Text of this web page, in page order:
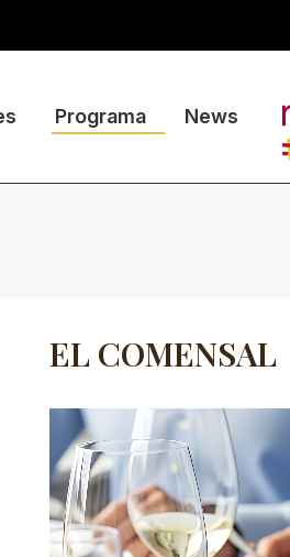
Programa News
EL COMENSAL